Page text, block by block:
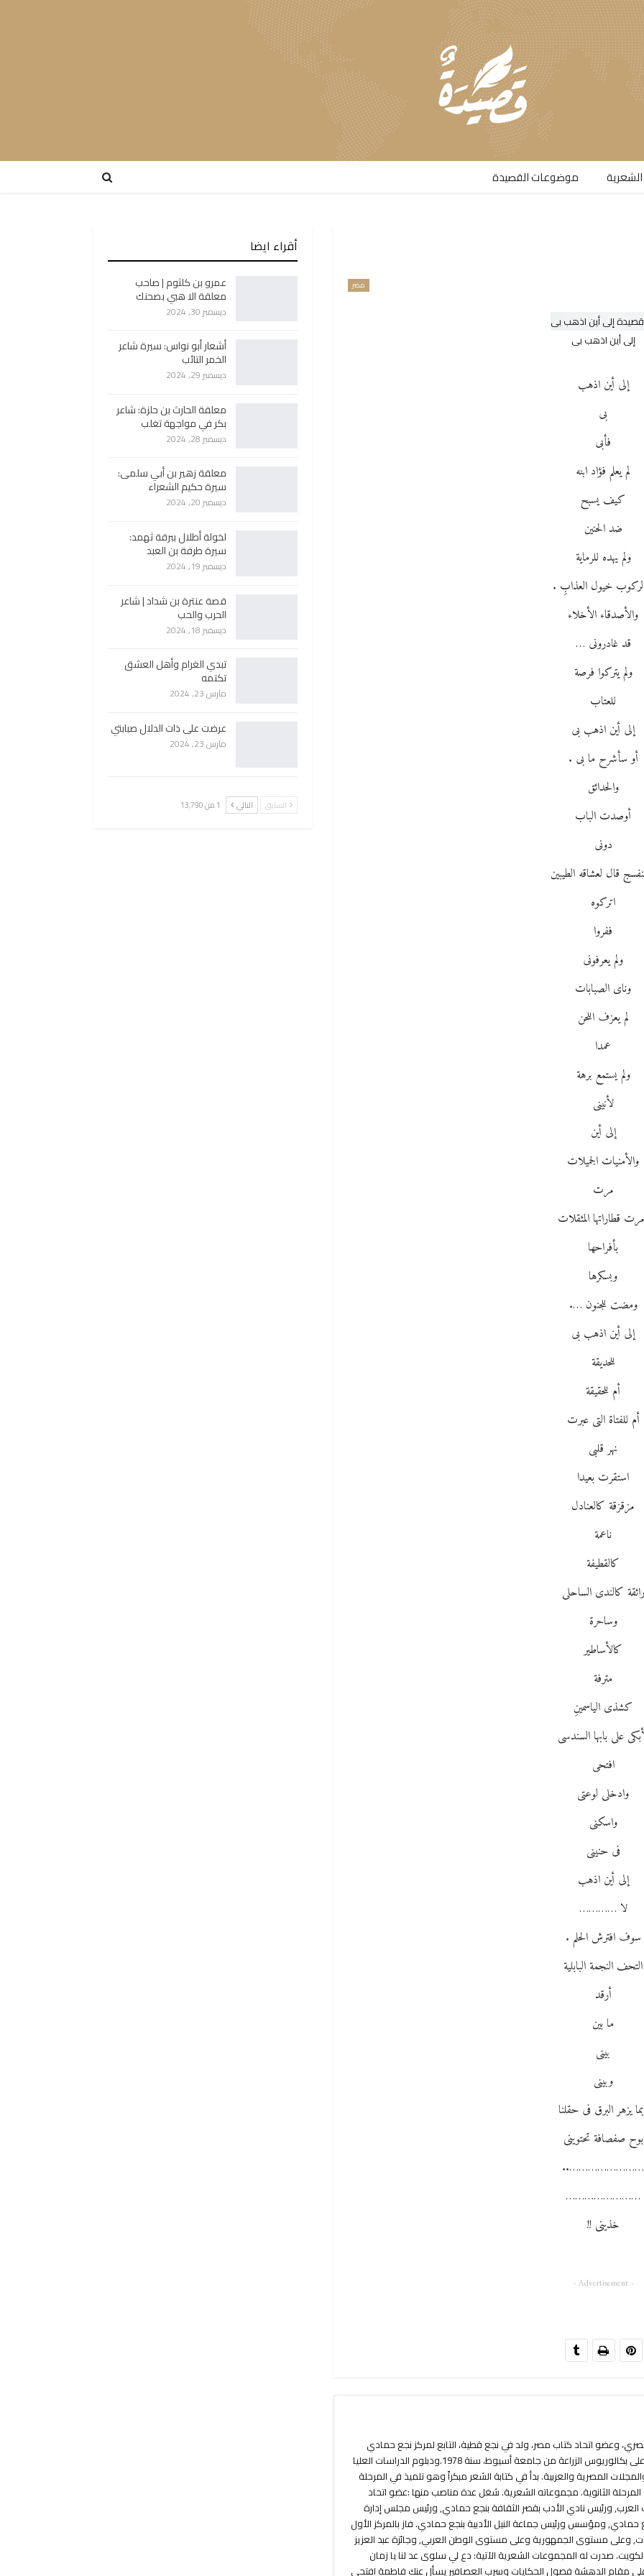
موضوعات القصيدة​
مصر
إلى أين اذهب بى
إلى أين اذهب
بى
فأبى
لم يعلم فؤاد ابنه
كيف يسبح
ضد الحنين
ولم يهده للرماية
خيول العذابِ .
والأصدقاء الأخلاء
قد غادرونى …
ولم يتركوا فرصة
للعتاب
إلى أين اذهب بى
أو سأشرح ما بى .
والحدائق
أوصدت الباب
دونى
قال لعشاقه الطيبين
اتركوه
ففروا
ولم يعرفونى
وناى الصبابات
لم يعزف اللحن
عمدا
ولم يستمع برهة
لأنينى
إلى أين
والأمنيات الجميلات
مرت
قطاراتها المثقلات
بأفراحها
وبسكرها
ومضت للجنون ….
إلى أين اذهب بى
للحديقة
أم للحقيقة
أم للفتاة التى عبرت
نهر قلبى
استقرت بعيدا
مزقزقة كالعنادل
ناعمة
كالقطيفة
رائقة كالندى الساحلى
وساحرة
كالأساطير
مترفة
كشذى الياسمينِ
على بابها السندسى
افتحى
وادخلى لوعتى
واسكنى
فى حنينى
إلى أين اذهب
لا …………
سوف افترش الحلم .
التحف النجمة البابلية
أرقد
ما بين
بينى
وبينى
يزهر البرق فى حقلنا
بوح صفصافة تحتوينى
……………………..
……………………
خذينى !!
- Advertisement -
وعضو اتحاد كتاب مصر، ولد في نجع قطية، التابع لمركز نجع حمادي
بمحافظة قنا في 1 يوليو 1953. حصل على بكالوريوس الزراعة من جامعة أسيوط، سنة 1978.ودبلوم الدراسات العليا
المصرية والعربية. بدأ في كتابة الشعر مبكراً وهو تلميذ في المرحلة
المرحلة الثانوية. مجموعاته الشعرية. شغل عدة مناصب منها :عضو اتحاد
العرب, ورئيس نادي الأدب بقصر الثقافة بنجع حمادي, ورئيس مجلس إدارة
ومؤسس ورئيس جماعة النيل الأدبية بنجع حمادي. فاز بالمركز الأول
وعلى مستوى الجمهورية وعلى مستوى الوطن العربي, وجائزة عبد العزيز
صدرت له المجموعات الشعرية الآتية: دع لي سلوى عد لنا يا زمان
مقام الدهشة فصول الحكايات وسرب العصافير يسأل عنك فاطمة افتحي
أقراء ايضا
عمرو بن كلثوم | صاحب
معلقة الا هبي بصحنك
ديسمبر 30, 2024
أشعار أبو نواس: سيرة شاعر
الخمر التائب
ديسمبر 29, 2024
معلقة الحارث بن حلزة: شاعر
بكر في مواجهة تغلب
ديسمبر 28, 2024
معلقة زهير بن أبي سلمى:
سيرة حكيم الشعراء
ديسمبر 20, 2024
لخولة أطلال ببرقة ثهمد:
سيرة طرفة بن العبد
ديسمبر 19, 2024
قصة عنترة بن شداد | شاعر
الحرب والحب
ديسمبر 18, 2024
تبدي الغرام وأهل العشق
تكتمه
مارس 23, 2024
عرضت على ذات الدلال صبابتي
مارس 23, 2024
السابق التالي 1 من 13٬790